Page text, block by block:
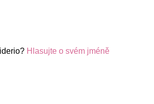
Hlasujte o svém jméně